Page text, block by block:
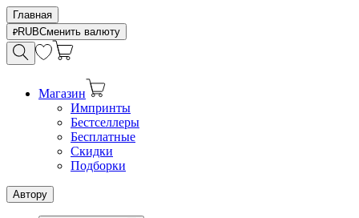
Главная
RUBСменить валюту
Магазин
Импринты
Бестселлеры
Бесплатные
Скидки
Подборки
Автору